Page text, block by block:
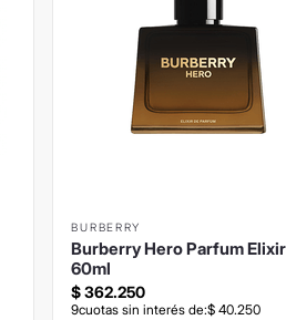
BURBERRY
Burberry Hero Parfum Elixir
60ml
$ 362.250
9cuotas sin interés de:$ 40.250